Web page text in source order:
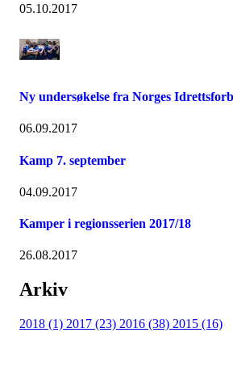
05.10.2017
Ny undersøkelse fra Norges
06.09.2017
Kamp 7. september
04.09.2017
Kamper i regionsserien 2017/18
26.08.2017
Arkiv
2018 (1) 2017 (23) 2016 (38) 2015 (16)